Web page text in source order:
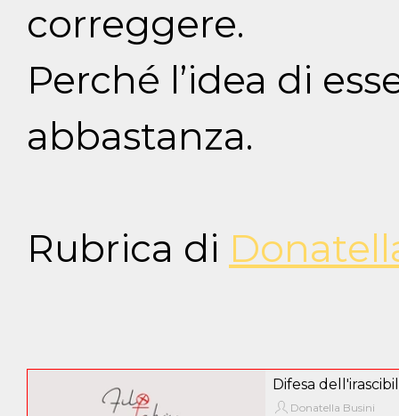
correggere.
Perché l’idea di
abbastanza.
Rubrica di
Difesa
Donatella Busini